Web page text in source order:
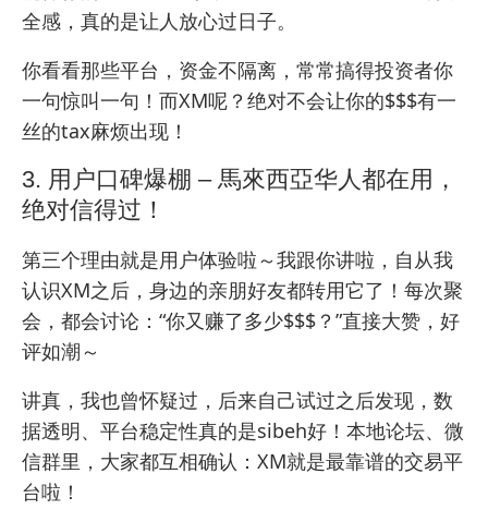
全感，真的是让人放心过日子。
你看看那些平台，资金不隔离，常常搞得投资者你
一句惊叫一句！而XM呢？绝对不会让你的$$$有一
丝的tax麻烦出现！
3. 用户口碑爆棚 – 馬來西亞华人都在用，
绝对信得过！
第三个理由就是用户体验啦～我跟你讲啦，自从我
认识XM之后，身边的亲朋好友都转用它了！每次聚
会，都会讨论：“你又赚了多少$$$？”直接大赞，好
评如潮～
讲真，我也曾怀疑过，后来自己试过之后发现，数
据透明、平台稳定性真的是sibeh好！本地论坛、微
信群里，大家都互相确认：XM就是最靠谱的交易平
台啦！